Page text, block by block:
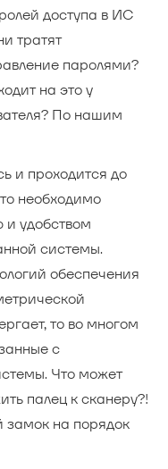
доступа в ИС
тратят
паролями?
на это у
По нашим
и проходится до
необходимо
и удобством
системы.
обеспечения
то во многом
с
Что может
палец к сканеру?!
замок на порядок